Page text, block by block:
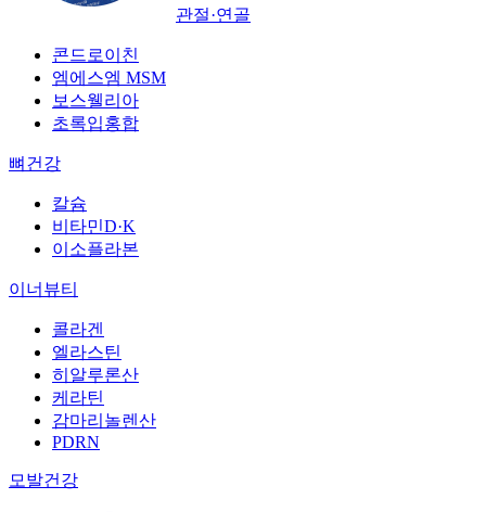
관절·연골
콘드로이친
엠에스엠 MSM
보스웰리아
초록입홍합
뼈건강
칼슘
비타민D·K
이소플라본
이너뷰티
콜라겐
엘라스틴
히알루론산
케라틴
감마리놀렌산
PDRN
모발건강